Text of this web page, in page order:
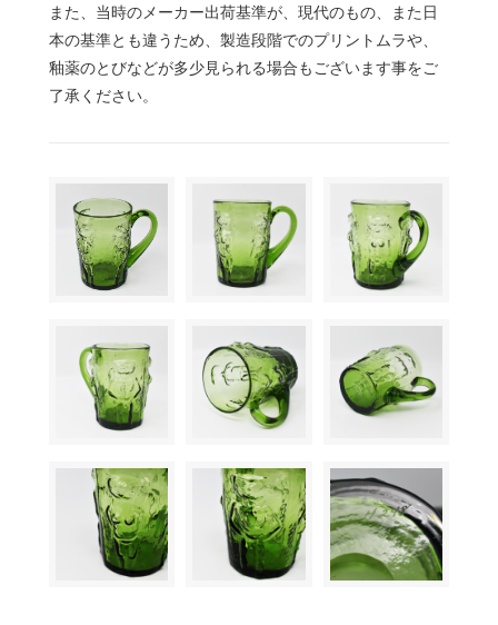
また、当時のメーカー出荷基準が、現代のもの、また日
本の基準とも違うため、製造段階でのプリントムラや、
釉薬のとびなどが多少見られる場合もございます事をご
了承ください。